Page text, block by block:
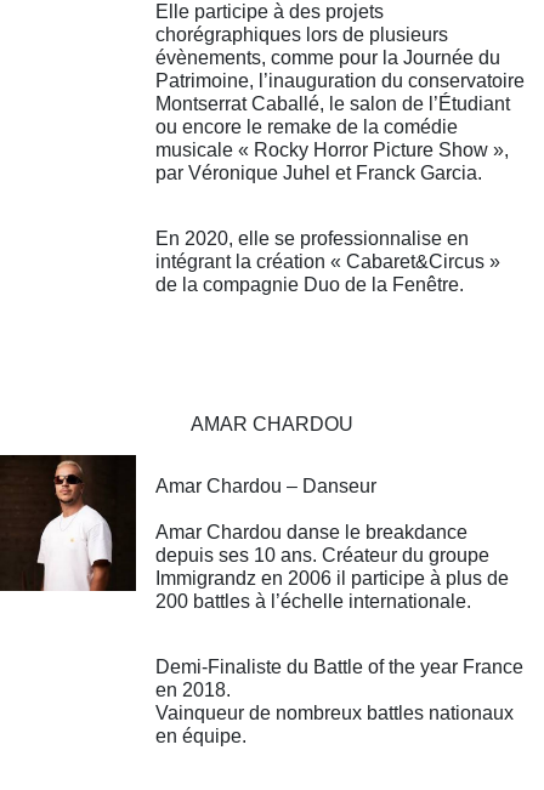
Elle participe à des projets
chorégraphiques lors de plusieurs
évènements, comme pour la Journée du
Patrimoine, l’inauguration du conservatoire
Montserrat Caballé, le salon de l’Étudiant
ou encore le remake de la comédie
musicale « Rocky Horror Picture Show »,
par Véronique Juhel et Franck Garcia.
En 2020, elle se professionnalise en
intégrant la création « Cabaret&Circus »
de la compagnie Duo de la Fenêtre.
AMAR CHARDOU
Amar Chardou – Danseur
Amar Chardou danse le breakdance
depuis ses 10 ans. Créateur du groupe
Immigrandz en 2006 il participe à plus de
200 battles à l’échelle internationale.
Demi-Finaliste du Battle of the year France
en 2018.
Vainqueur de nombreux battles nationaux
en équipe.